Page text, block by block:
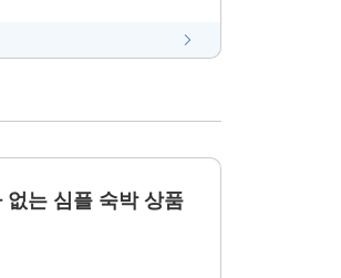
는 심플 숙박 상품